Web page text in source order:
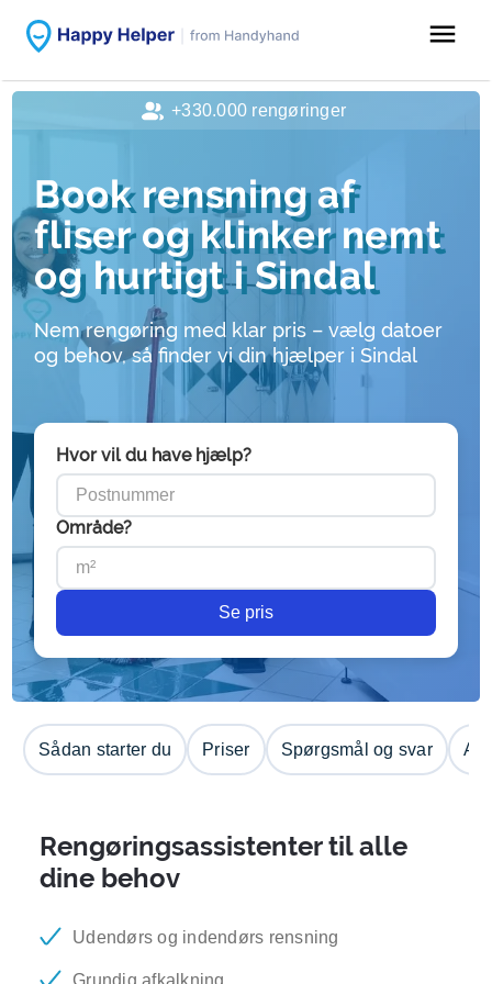
menu
Book rensning af
fliser og klinker nemt
og hurtigt i Sindal
Nem rengøring med klar pris – vælg datoer
og behov, så finder vi din hjælper i Sindal
Hvor vil du have hjælp?
Område?
Se pris
Sådan starter du Priser Spørgsmål og svar
Rengøringsassistenter til alle
dine behov
Udendørs og indendørs rensning
Grundig afkalkning
+330.000 rengøringer